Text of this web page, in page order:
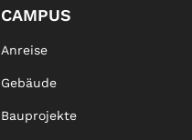
CAMPUS
Anreise
Gebäude
Bauprojekte